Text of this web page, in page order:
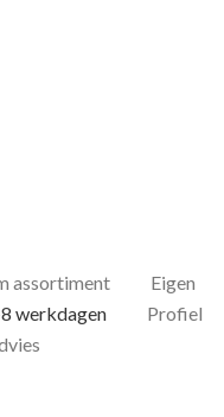
assortiment
Eigen
werkdagen
Profiel